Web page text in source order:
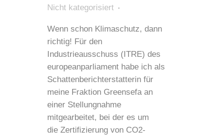
Nicht kategorisiert
Wenn schon Klimaschutz, dann
richtig! Für den
Industrieausschuss (ITRE) des
europeanparliament habe ich als
Schattenberichterstatterin für
meine Fraktion Greensefa an
einer Stellungnahme
mitgearbeitet, bei der es um
die Zertifizierung von CO2-